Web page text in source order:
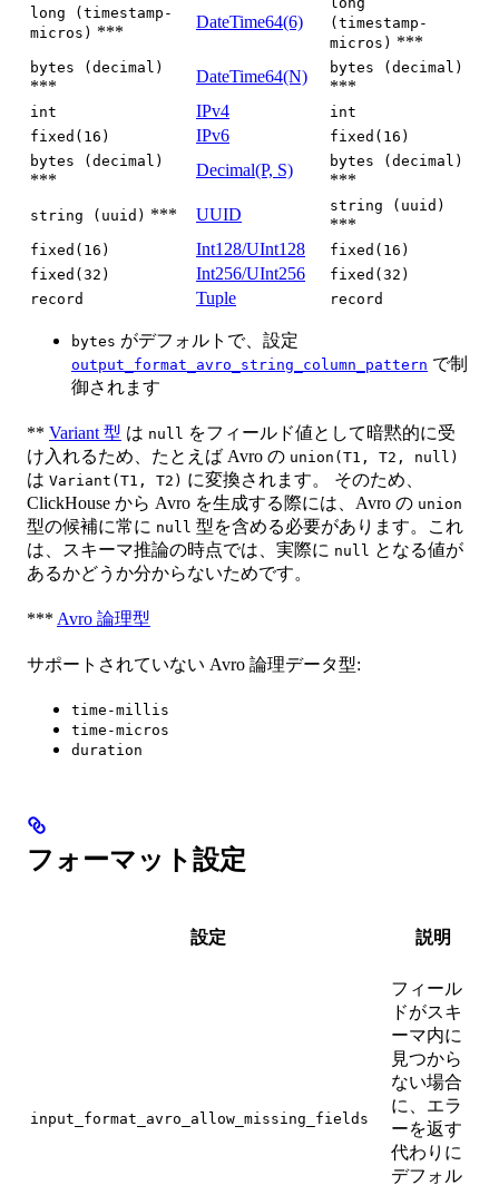
long (timestamp-
micros) ***
DateTime64(6)
(timestamp-
micros) ***
bytes (decimal)
***
DateTime64(N) bytes (decimal)
***
int IPv4
int
fixed(16)
IPv6
fixed(16)
bytes (decimal)
***
Decimal(P, S) bytes (decimal)
***
string (uuid) *** UUID string (uuid)
***
fixed(16) Int128/UInt128
fixed(16)
fixed(32)
Int256/UInt256
fixed(32)
record
Tuple record
bytes がデフォルトで、設定
output_format_avro_string_column_pattern で制
御されます
** Variant 型 は null をフィールド値として暗黙的に受
け入れるため、たとえば Avro の union(T1, T2, null)
は Variant(T1, T2) に変換されます。 そのため、
ClickHouse から Avro を生成する際には、Avro の union
型の候補に常に null 型を含める必要があります。これ
は、スキーマ推論の時点では、実際に null となる値が
あるかどうか分からないためです。
*** Avro 論理型
サポートされていない Avro 論理データ型:
time-millis
time-micros
duration
フォーマット設定
設定 説明
input_format_avro_allow_missing_fields
フィール
ドがスキ
ーマ内に
見つから
ない場合
に、エラ
ーを返す
代わりに
デフォル